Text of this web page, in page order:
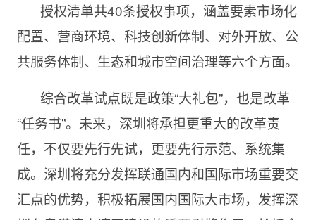
授权清单共40条授权事项，涵盖要素市场化
配置、营商环境、科技创新体制、对外开放、公
共服务体制、生态和城市空间治理等六个方面。
综合改革试点既是政策“大礼包”，也是改革
“任务书”。未来，深圳将承担更重大的改革责
任，不仅要先行先试，更要先行示范、系统集
成。深圳将充分发挥联通国内和国际市场重要交
汇点的优势，积极拓展国内国际大市场，发挥深